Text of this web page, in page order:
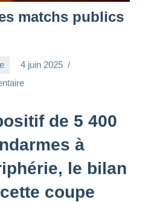
matchs publics
4 juin 2025
de 5 400
à
le bilan
coupe